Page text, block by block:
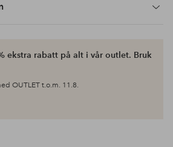
ekstra rabatt på alt i vår outlet. Bruk
OUTLET t.o.m. 11.8.